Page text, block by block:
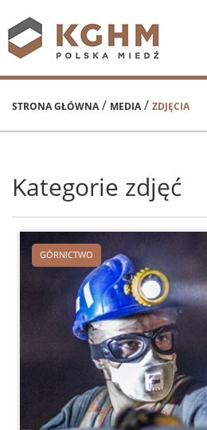
STRONA GŁÓWNA/ MEDIA/ ZDJĘCIA
Kategorie zdjęć
GÓRNICTWO